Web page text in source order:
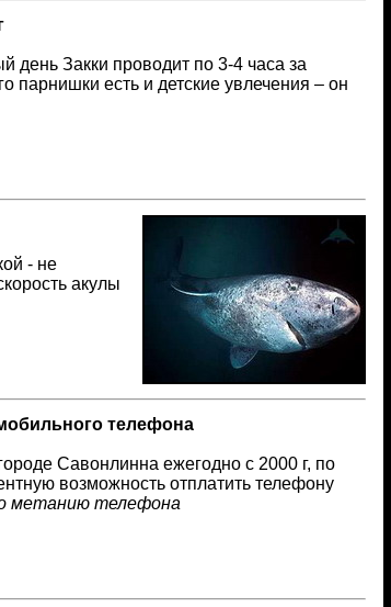
день Закки проводит по 3-4 часа за
парнишки есть и детские увлечения – он
- не
акулы
телефона
Савонлинна ежегодно с 2000 г, по
возможность отплатить телефону
метанию телефона